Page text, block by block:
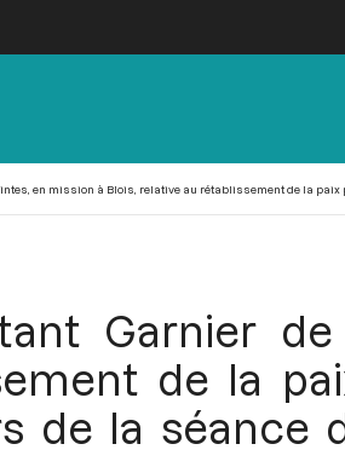
en mission à Blois, relative au rétablissement de la paix
Garnier
de la
de la séance